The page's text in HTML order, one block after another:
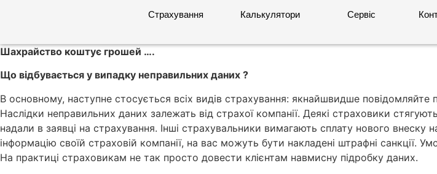
Страхування Калькулятори Сервіс
Шахрайство коштує грошей ….
Що відбувається у випадку неправильних даних ?
В основному, наступне стосується всіх видів страхування: якнайшвидше
Наслідки неправильних даних залежать від страхої компанії. Деякі страховики
надали в заявці на страхування. Інші страхувальники вимагають сплату нового
інформацію своїй страховій компанії, на вас можуть бути накладені штрафні
На практиці страховикам не так просто довести клієнтам навмисну підробку даних.